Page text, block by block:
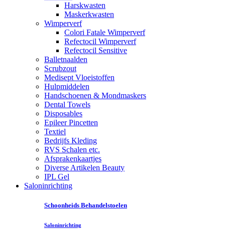
Harskwasten
Maskerkwasten
Wimperverf
Colori Fatale Wimperverf
Refectocil Wimperverf
Refectocil Sensitive
Balletnaalden
Scrubzout
Medisept Vloeistoffen
Hulpmiddelen
Handschoenen & Mondmaskers
Dental Towels
Disposables
Epileer Pincetten
Textiel
Bedrijfs Kleding
RVS Schalen etc.
Afsprakenkaartjes
Diverse Artikelen Beauty
IPL Gel
Saloninrichting
Schoonheids Behandelstoelen
Saloninrichting